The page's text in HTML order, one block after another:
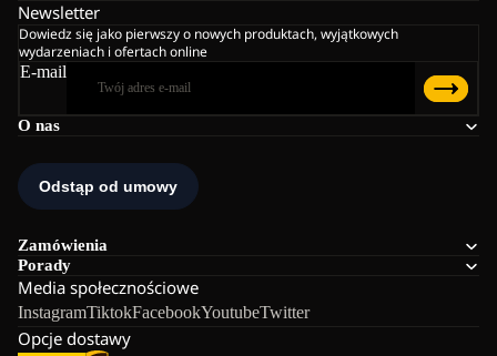
O nas
Zamówienia
Porady
Media społecznościowe
InstagramTiktokFacebookYoutubeTwitter
Opcje dostawy
Newsletter
Dowiedz się jako pierwszy o nowych produktach, wyjątkowych
wydarzeniach i ofertach online
E-mail